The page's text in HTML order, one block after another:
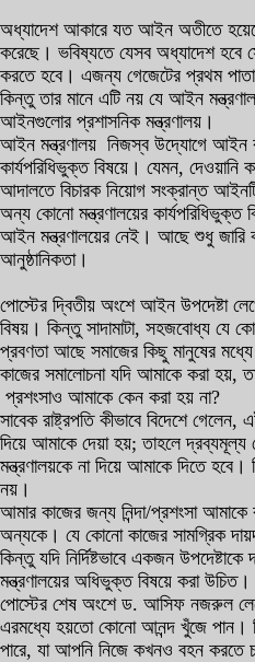
অধ্যাদেশ আকারে যত আইন অতীতে
করেছে। ভবিষ্যতে যেসব অধ্যাদেশ হবে
করতে হবে। এজন্য গেজেটের প্রথম
কিন্তু তার মানে এটি নয় যে আইন
আইনগুলোর প্রশাসনিক মন্ত্রণালয়।
আইন মন্ত্রণালয় নিজস্ব উদ্যোগে আইন
কার্যপরিধিভুক্ত বিষয়ে। যেমন, দেওয়ানি
আদালতে বিচারক নিয়োগ সংক্রান্ত
অন্য কোনো মন্ত্রণালয়ের
আইন মন্ত্রণালয়ের নেই। আছে শুধু জারি
আনুষ্ঠানিকতা।
পোস্টের দ্বিতীয় অংশে আইন উপদেষ্টা
বিষয়। কিন্তু সাদামাটা, সহজবোধ্য যে
প্রবণতা আছে সমাজের কিছু মানুষের
কাজের সমালোচনা যদি আমাকে করা হয়,
প্রশংসাও আমাকে কেন করা হয় না?
সাবেক রাষ্ট্রপতি কীভাবে বিদেশে গেলেন,
দিয়ে আমাকে দেয়া হয়; তাহলে
মন্ত্রণালয়কে না দিয়ে আমাকে দিতে
নয়।
আমার কাজের জন্য নিন্দা/প্রশংসা
অন্যকে। যে কোনো কাজের সামগ্রিক
কিন্তু যদি নির্দিষ্টভাবে একজন
মন্ত্রণালয়ের অধিভুক্ত বিষয়ে করা উচিত।
পোস্টের শেষ অংশে ড. আসিফ নজরুল
এরমধ্যে হয়তো কোনো আনন্দ খুঁজে পান।
পারে, যা আপনি নিজে কখনও বহন করতে